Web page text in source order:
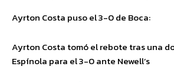
Ayrton Costa puso el 3-0 de Boca:
Ayrton Costa tomó el rebote tras una
Espínola para el 3-0 ante Newell’s